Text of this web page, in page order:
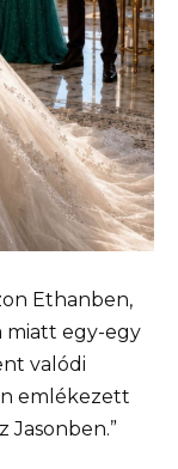
Ethanben,
miatt egy-egy
valódi
emlékezett
Jasonben.”